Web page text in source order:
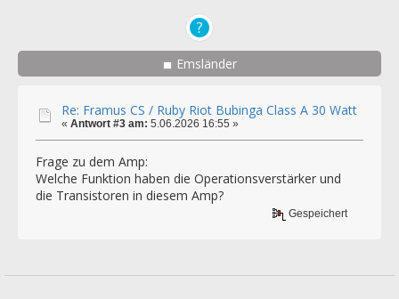
Emsländer
Re: Framus CS / Ruby Riot Bubinga Class A 30 Watt
« Antwort #3 am: 5.06.2026 16:55 »
Frage zu dem Amp:
Welche Funktion haben die Operationsverstärker und
die Transistoren in diesem Amp?
Gespeichert